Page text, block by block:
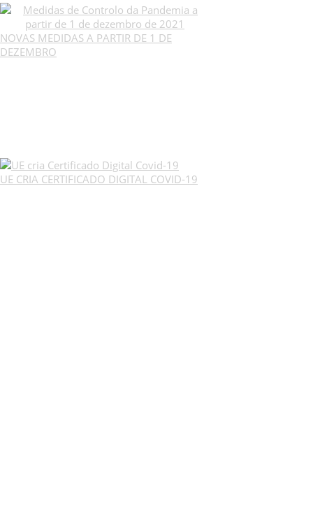
NOVAS MEDIDAS A PARTIR DE 1 DE
DEZEMBRO
UE CRIA CERTIFICADO DIGITAL COVID-19